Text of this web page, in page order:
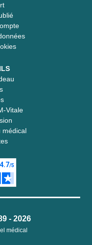
Vitale
médical
- 2026
médical